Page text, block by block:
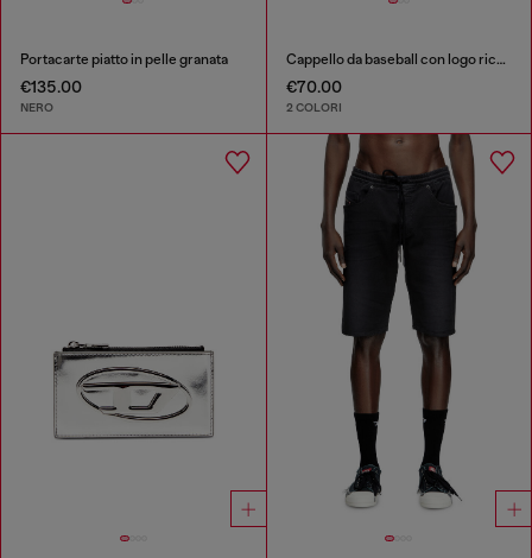
Portacarte piatto in pelle granata
€135.00
NERO
Cappello da baseball con logo ricamato
€70.00
2 COLORI